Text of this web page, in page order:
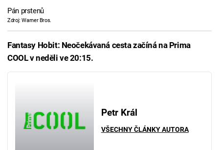
Pán prstenů
Zdroj: Warner Bros.
Fantasy Hobit: Neočekávaná cesta začíná na Prima
COOL v neděli ve 20:15.
Petr Král
VŠECHNY ČLÁNKY AUTORA